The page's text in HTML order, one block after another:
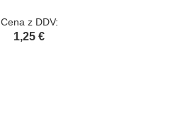
Cena z DDV:
1,25 €